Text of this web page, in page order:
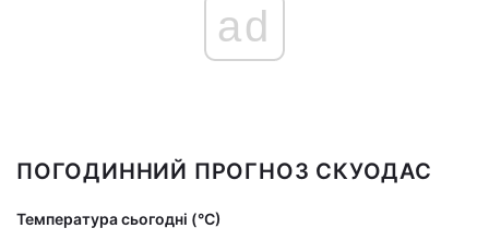
ad
ПОГОДИННИЙ ПРОГНОЗ СКУОДАС
Температура сьогодні (°С)